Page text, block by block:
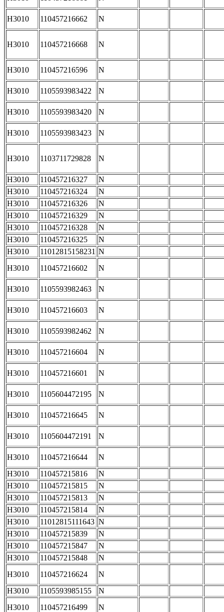
H3010 110457216662 N
H3010 110457216668 N
H3010 110457216596 N
H3010 1105593983422 N
H3010 1105593983420 N
H3010 1105593983423 N
H3010 1103711729828 N
H3010 110457216327
N
H3010
110457216324
N
H3010
110457216326
N
H3010
110457216329
N
H3010
110457216328
N
H3010
110457216325
N
H3010
11012815158231 N
H3010
110457216602 N
H3010 1105593982463 N
H3010 110457216603 N
H3010 1105593982462 N
H3010 110457216604 N
H3010 110457216601 N
H3010 1105604472195 N
H3010 110457216645 N
H3010 1105604472191 N
H3010 110457216644
N
H3010
110457215816
N
H3010
110457215815
N
H3010
110457215813
N
H3010
110457215814
N
H3010
11012815111643 N
H3010
110457215839
N
H3010
110457215847
N
H3010
110457215848
N
H3010
110457216624
N
H3010
1105593985155
N
H3010
110457216499
N